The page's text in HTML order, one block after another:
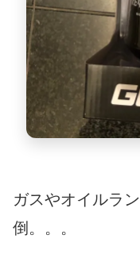
ガスやオイルラ
倒。。。